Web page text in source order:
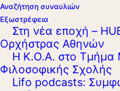
Αναζήτηση συναυλιών
Εξωστρέφεια
Στη νέα εποχή –
Ορχήστρας Αθηνών
Η Κ.Ο.Α. στο Τμήμα
Φιλοσοφικής Σχολής
Lifo podcasts: